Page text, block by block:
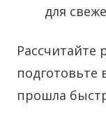
для
Рассчитайте
подготовьте
прошла